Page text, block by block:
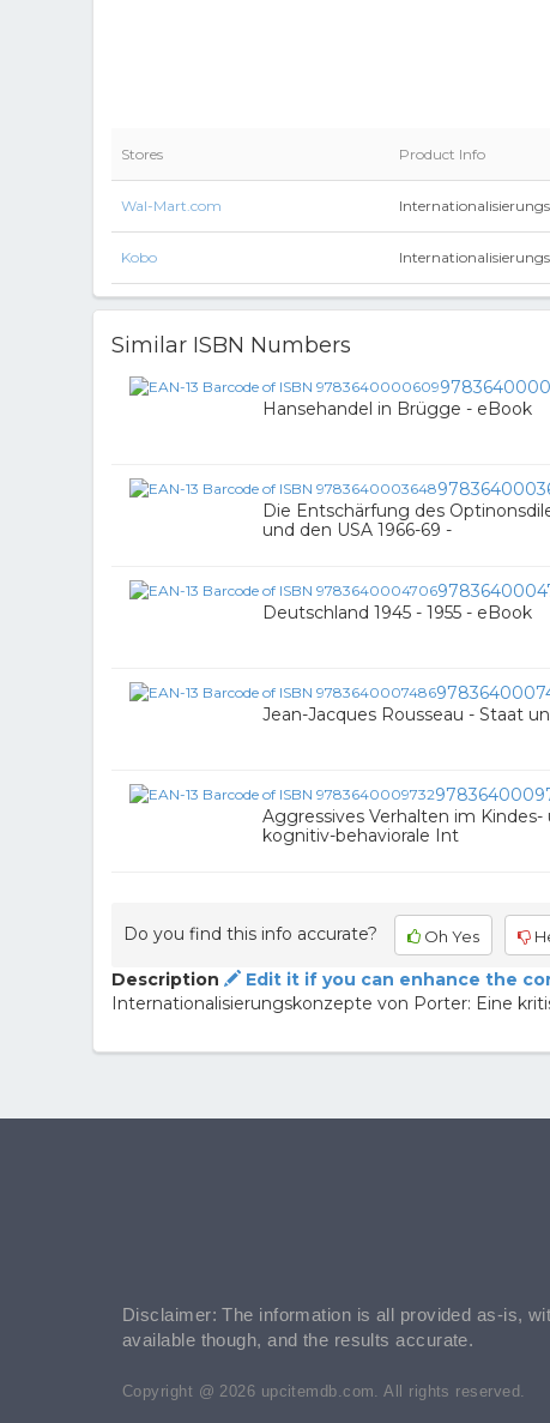
Stores Product Info
Wal-Mart.com
Kobo
Similar ISBN Numbers
Hansehandel in Brügge - eBook
Die Entschärfung des
und den USA 1966-69 -
Deutschland 1945 - 1955 - eBook
Jean-Jacques Rousseau - Staat
Aggressives Verhalten im
kognitiv-behaviorale Int
Do you find this info accurate? Oh Yes
Description
Edit it if you can enhance the
Internationalisierungskonzepte von Porter: Eine
Disclaimer: The information is all provided as-is,
available though, and the results accurate.
Copyright @ 2026 upcitemdb.com. All rights reserved.